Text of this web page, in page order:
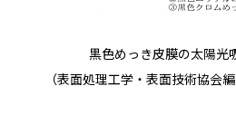
黒色めっき皮膜の太陽光
（表面処理工学・表面技術協会